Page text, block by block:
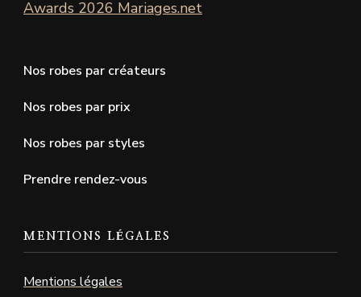
Nos robes par créateurs
Nos robes par prix
Nos robes par styles
Prendre rendez-vous
MENTIONS LÉGALES
Mentions légales